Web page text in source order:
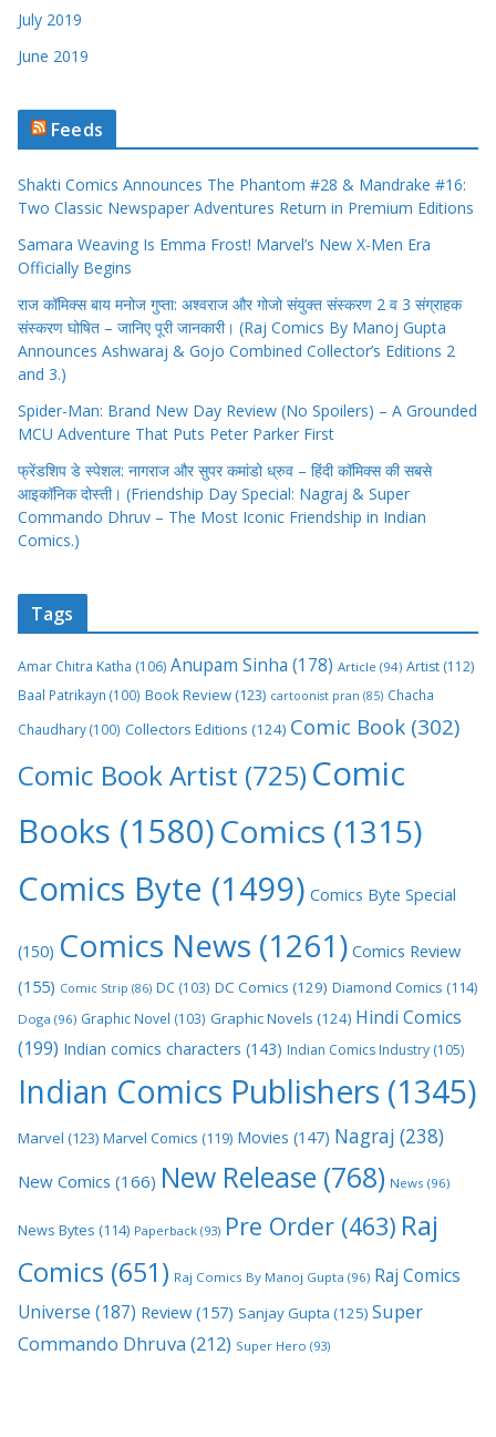
July 2019
June 2019
Feeds
Shakti Comics Announces The Phantom #28 & Mandrake #16:
Two Classic Newspaper Adventures Return in Premium Editions
Samara Weaving Is Emma Frost! Marvel’s New X-Men Era
Officially Begins
राज कॉमिक्स बाय मनोज गुप्ता: अश्वराज और गोजो संयुक्त संस्करण 2 व 3 संग्राहक
संस्करण घोषित – जानिए पूरी जानकारी। (Raj Comics By Manoj Gupta
Announces Ashwaraj & Gojo Combined Collector’s Editions 2
and 3.)
Spider-Man: Brand New Day Review (No Spoilers) – A Grounded
MCU Adventure That Puts Peter Parker First
फ्रेंडशिप डे स्पेशल: नागराज और सुपर कमांडो ध्रुव – हिंदी कॉमिक्स की सबसे
आइकॉनिक दोस्ती। (Friendship Day Special: Nagraj & Super
Commando Dhruv – The Most Iconic Friendship in Indian
Comics.)
Tags
Amar Chitra Katha (106) Anupam Sinha (178) Article (94) Artist (112)
Baal Patrikayn (100) Book Review(123) cartoonist pran (85) Chacha
Chaudhary (100) Collectors Editions (124) Comic Book (302)
Comic Book Artist (725) Comic
Books (1580)Comics (1315)
Comics Byte (1499) Comics Byte Special
(150) Comics News (1261) Comics Review
(155) Comic Strip (86) DC (103) DC Comics (129) Diamond Comics (114)
Doga (96) Graphic Novel (103) Graphic Novels (124) Hindi Comics
(199) Indian comics characters (143) Indian Comics Industry (105)
Indian Comics Publishers (1345)
Marvel (123) Marvel Comics (119) Movies (147) Nagraj (238)
New Comics (166) New Release (768) News (96)
News Bytes (114) Paperback (93) Pre Order (463) Raj
Comics (651) Raj Comics By Manoj Gupta (96) Raj Comics
Universe (187) Review (157) Sanjay Gupta (125) Super
Commando Dhruva (212) Super Hero (93)